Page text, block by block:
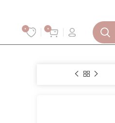
0
0